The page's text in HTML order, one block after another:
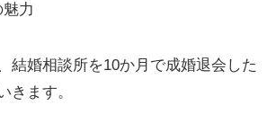
力
結婚相談所を10か月で成婚退会した
きます。